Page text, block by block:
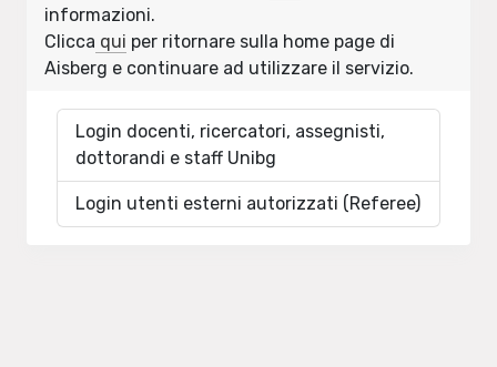
informazioni.
Clicca qui per ritornare sulla home page di
Aisberg e continuare ad utilizzare il servizio.
Login docenti, ricercatori, assegnisti,
dottorandi e staff Unibg
Login utenti esterni autorizzati (Referee)